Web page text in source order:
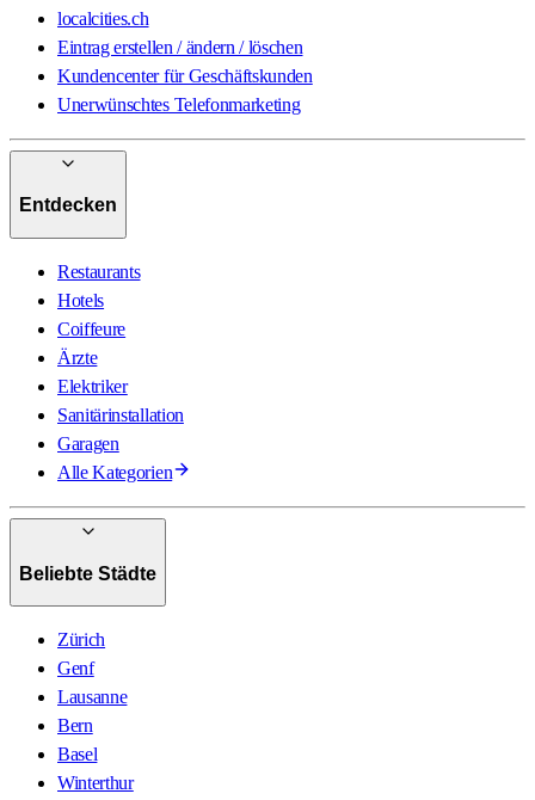
localcities.ch
Eintrag erstellen / ändern / löschen
Kundencenter für Geschäftskunden
Unerwünschtes Telefonmarketing
Entdecken
Restaurants
Hotels
Coiffeure
Ärzte
Elektriker
Sanitärinstallation
Garagen
Alle Kategorien
Beliebte Städte
Zürich
Genf
Lausanne
Bern
Basel
Winterthur